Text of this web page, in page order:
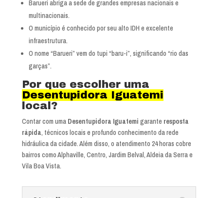
Barueri abriga a sede de grandes empresas nacionais e
multinacionais.
O município é conhecido por seu alto IDH e excelente
infraestrutura.
O nome “Barueri” vem do tupi “baru-i”, significando “rio das
garças”.
Por que escolher uma
Desentupidora Iguatemi
local?
Contar com uma Desentupidora Iguatemi garante resposta
rápida, técnicos locais e profundo conhecimento da rede
hidráulica da cidade. Além disso, o atendimento 24 horas cobre
bairros como Alphaville, Centro, Jardim Belval, Aldeia da Serra e
Vila Boa Vista.